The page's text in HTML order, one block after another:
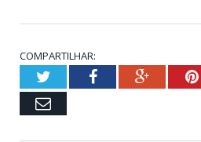
COMPARTILHAR:
TwitterFacebookGoogle+
Email